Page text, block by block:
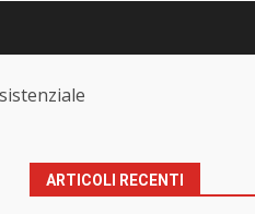
ARTICOLI RECENTI